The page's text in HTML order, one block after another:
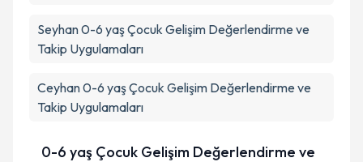
Takvim Talebini Gönder
Seyhan0-6 yaş Çocuk Gelişim Değerlendirme ve
Takip Uygulamaları
Ceyhan0-6 yaş Çocuk Gelişim Değerlendirme ve
Takip Uygulamaları
0-6 yaş Çocuk Gelişim Değerlendirme ve